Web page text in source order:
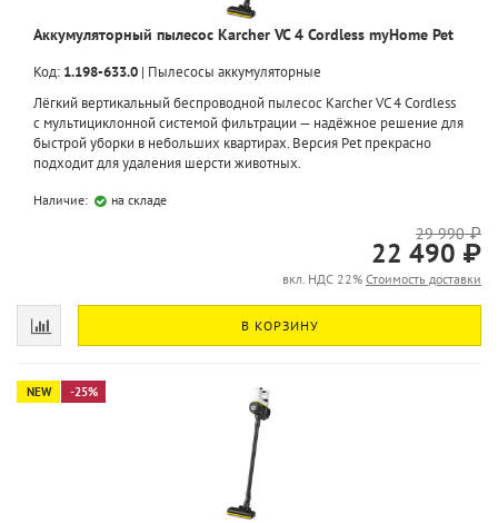
Аккумуляторный пылесос Karcher VC 4 Cordless myHome Pet
Код: 1.198-633.0 | Пылесосы аккумуляторные
Лёгкий вертикальный беспроводной пылесос Karcher VC 4 Cordless
с мультициклонной системой фильтрации — надёжное решение для
быстрой уборки в небольших квартирах. Версия Pet прекрасно
подходит для удаления шерсти животных.
Наличие: на складе
29 990 ₽
22 490 ₽
вкл. НДС 22% Стоимость доставки
В КОРЗИНУ
NEW -25%